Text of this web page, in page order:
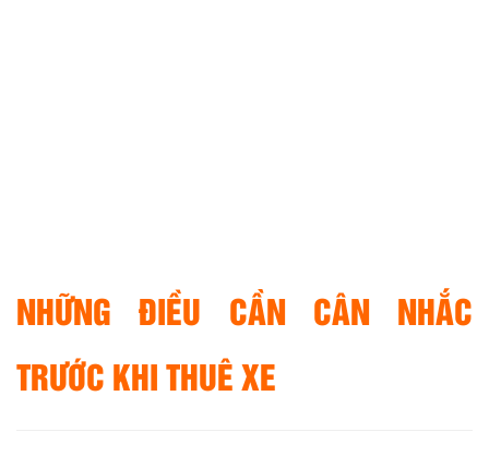
NHỮNG ĐIỀU CẦN CÂN NHẮC
TRƯỚC KHI THUÊ XE